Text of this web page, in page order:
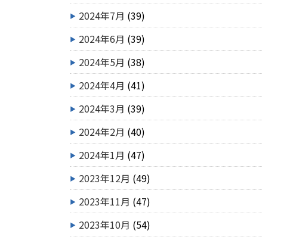
2024年7月 (39)
2024年6月 (39)
2024年5月 (38)
2024年4月 (41)
2024年3月 (39)
2024年2月 (40)
2024年1月 (47)
2023年12月 (49)
2023年11月 (47)
2023年10月 (54)